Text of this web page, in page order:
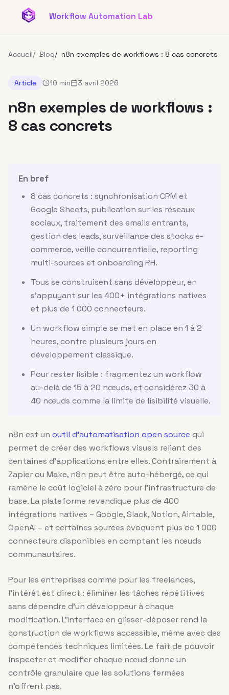
Aller au contenu principal
Workflow Automation Lab
Accueil/ Blog/ n8n exemples de workflows : 8 cas concrets
Article 10 min 3 avril 2026
n8n exemples de workflows :
8 cas concrets
En bref
8 cas concrets : synchronisation CRM et
Google Sheets, publication sur les réseaux
sociaux, traitement des emails entrants,
gestion des leads, surveillance des stocks e-
commerce, veille concurrentielle, reporting
multi-sources et onboarding RH.
Tous se construisent sans développeur, en
s'appuyant sur les 400+ intégrations natives
et plus de 1 000 connecteurs.
Un workflow simple se met en place en 1 à 2
heures, contre plusieurs jours en
développement classique.
Pour rester lisible : fragmentez un workflow
au-delà de 15 à 20 nœuds, et considérez 30 à
40 nœuds comme la limite de lisibilité visuelle.
n8n est un outil d’automatisation open source qui
permet de créer des workflows visuels reliant des
centaines d’applications entre elles. Contrairement à
Zapier ou Make, n8n peut être auto-hébergé, ce qui
ramène le coût logiciel à zéro pour l’infrastructure de
base. La plateforme revendique plus de 400
intégrations natives – Google, Slack, Notion, Airtable,
OpenAI – et certaines sources évoquent plus de 1 000
connecteurs disponibles en comptant les nœuds
communautaires.
Pour les entreprises comme pour les freelances,
l’intérêt est direct : éliminer les tâches répétitives
sans dépendre d’un développeur à chaque
modification. L’interface en glisser-déposer rend la
construction de workflows accessible, même avec des
compétences techniques limitées. Le fait de pouvoir
inspecter et modifier chaque nœud donne un
contrôle granulaire que les solutions fermées
n’offrent pas.